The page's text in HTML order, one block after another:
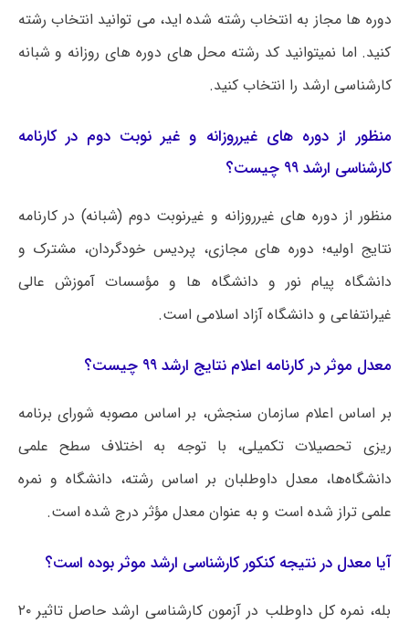
دوره ها مجاز به انتخاب رشته شده اید، می توانید انتخاب رشته
کنید. اما نمیتوانید کد رشته محل های دوره های روزانه و شبانه
کارشناسی ارشد را انتخاب کنید.
منظور از دوره های غیرروزانه و غیر نوبت دوم در کارنامه
کارشناسی ارشد ۹۹ چیست؟
منظور از دوره های غیرروزانه و غیرنوبت دوم (شبانه) در کارنامه
نتایج اولیه؛ دوره های مجازی، پردیس خودگردان، مشترک و
دانشگاه پیام نور و دانشگاه ها و مؤسسات آموزش عالی
غیرانتفاعی و دانشگاه آزاد اسلامی است.
معدل موثر در کارنامه اعلام نتایج ارشد ۹۹ چیست؟
بر اساس اعلام سازمان سنجش، بر اساس مصوبه شورای برنامه
ریزی تحصیلات تکمیلی، با توجه به اختلاف سطح علمی
دانشگاه‌ها، معدل داوطلبان بر اساس رشته، دانشگاه و نمره
علمی تراز شده است و به عنوان معدل مؤثر درج شده است.
آیا معدل در نتیجه کنکور کارشناسی ارشد موثر بوده است؟
بله، نمره کل داوطلب در آزمون کارشناسی ارشد حاصل تاثیر ۲۰